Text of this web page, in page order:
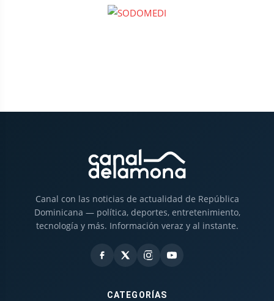
Canal con las noticias de actualidad de República
Dominicana — política, deportes, entretenimiento,
tecnología y más. Información veraz y al instante.
CATEGORÍAS